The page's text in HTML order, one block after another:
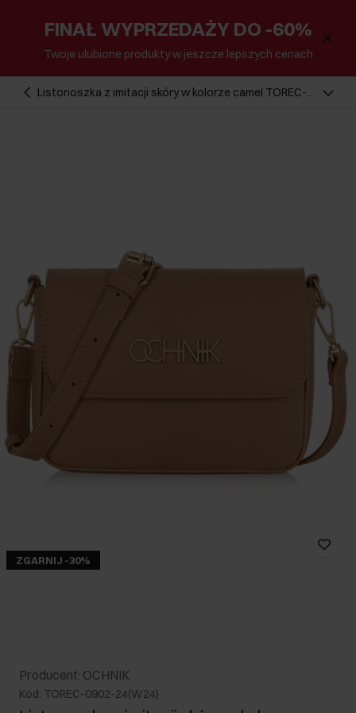
FINAŁ WYPRZEDAŻY DO -60%
Twoje ulubione produkty w jeszcze lepszych cenach
Listonoszka z imitacji skóry w kolorze camel TOREC-
ZGARNIJ -30%
Producent: OCHNIK
Kod: TOREC-0902-24(W24)